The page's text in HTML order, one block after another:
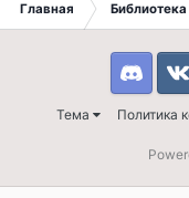
Главная
Тема Политика
Discord